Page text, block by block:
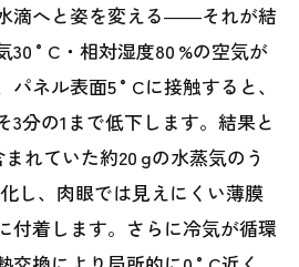
滴へと姿を変える――それが結
30 °C・相対湿度80 %の空気が
ネル表面5 °Cに接触すると、
3分の1まで低下します。結果と
れていた約20 gの水蒸気のう
し、肉眼では見えにくい薄膜
付着します。さらに冷気が循環